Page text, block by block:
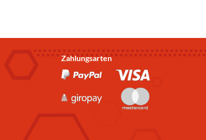
Zahlungsarten